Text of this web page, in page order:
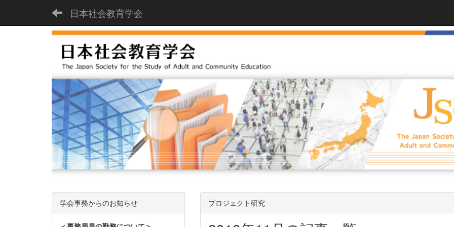
日本社会教育学会
プロジェクト研究
学会事務からのお知らせ